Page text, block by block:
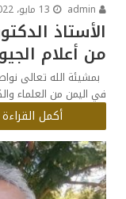
13 مايو، 2022
الأستاذ
من أعلام
بمشيئة الله تعالى
في اليمن من العلماء
أكمل